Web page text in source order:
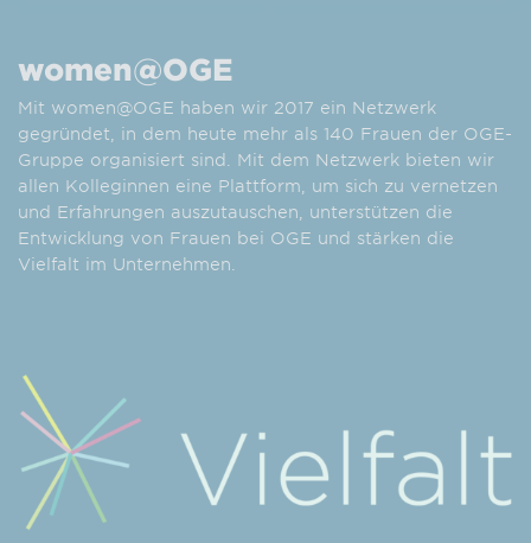
women@OGE
Mit women@OGE haben wir 2017 ein Netzwerk
gegründet, in dem heute mehr als 140 Frauen der OGE-
Gruppe organisiert sind. Mit dem Netzwerk bieten wir
allen Kolleginnen eine Plattform, um sich zu vernetzen
und Erfahrungen auszutauschen, unterstützen die
Entwicklung von Frauen bei OGE und stärken die
Vielfalt im Unternehmen.